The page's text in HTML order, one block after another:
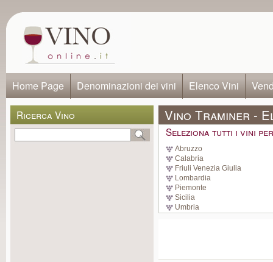
Home Page Denominazioni dei vini Elenco Vini
Ricerca Vino Vino Traminer -
Seleziona tutti i vini
Abruzzo
Calabria
Friuli Venezia Giulia
Lombardia
Piemonte
Sicilia
Umbria